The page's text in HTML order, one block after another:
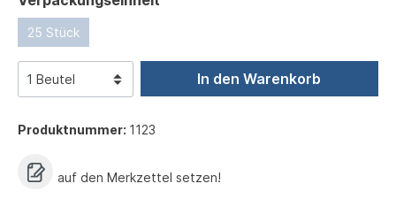
25 Stück
In den Warenkorb
Produktnummer: 1123
auf den Merkzettel setzen!